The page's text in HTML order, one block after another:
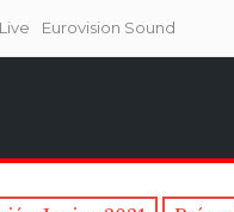
Eurovision Sound